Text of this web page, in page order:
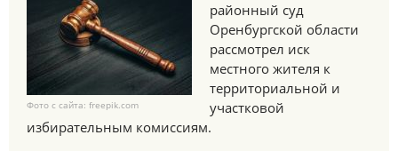
Фото с сайта: freepik.com
районный суд
Оренбургской области
рассмотрел иск
местного жителя к
территориальной и
участковой
избирательным комиссиям.